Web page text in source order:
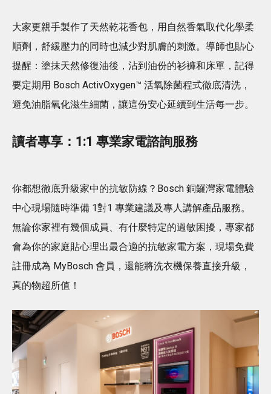
大家更親手製作了天然乾花香包，用自然香氣取代化學柔
順劑，舒緩壓力的同時也減少對肌膚的刺激。導師也貼心
提醒：塗抹天然修復油後，沾到油份的衫褲和床單，記得
要定期用 Bosch ActivOxygen™ 活氧除菌程式徹底清洗，
避免油脂氧化滋生細菌，讓這份安心延續到生活每一步。
讀者專享：1:1 專業家電諮詢服務
你都想徹底升級家中的抗敏防線？Bosch 銅鑼灣家電體驗
中心現場隨時準備 1對1 專業建議及專人講解產品服務。
無論你家裡有幾個成員、有什麼特定的過敏困擾，專家都
會為你的家庭貼心理出最合適的抗敏家電方案，現場免費
註冊成為 MyBosch 會員，還能將洗衣機保養直接升級，
真的物超所值！